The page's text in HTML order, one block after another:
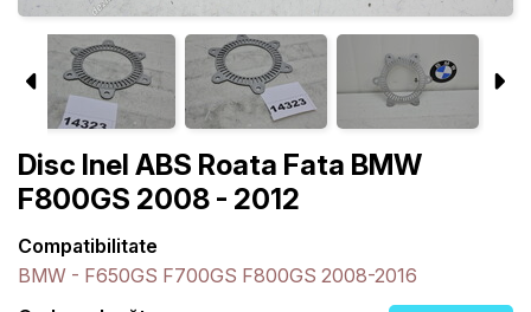
Disc Inel ABS Roata Fata BMW
F800GS 2008 - 2012
Compatibilitate
BMW - F650GS F700GS F800GS 2008-2016